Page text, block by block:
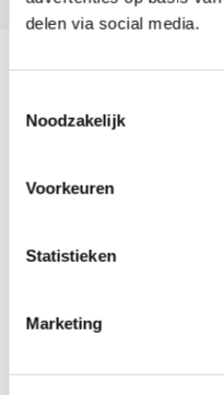
delen via social media.
Noodzakelijk
Voorkeuren
Statistieken
Marketing